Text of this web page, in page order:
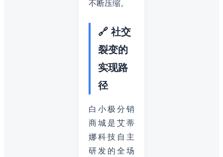
不断压缩。
🔗 社交
裂变的
实现路
径
白小极分销
商城是艾蒂
娜科技自主
研发的全场